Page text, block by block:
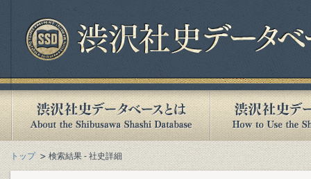
トップ 検索結果 - 社史詳細